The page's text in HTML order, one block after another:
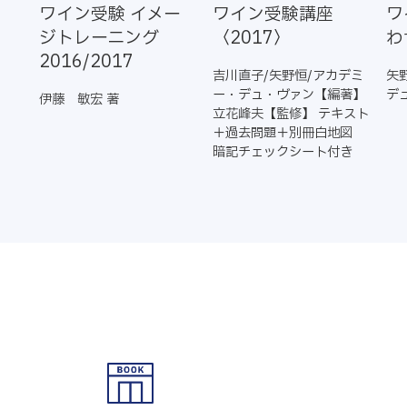
ワイン受験 イメー
ジトレーニング
2016/2017
伊藤 敏宏 著
ワイン受験講座
〈2017〉
吉川直子/矢野恒/アカデミ
ー・デュ・ヴァン【編著】
立花峰夫【監修】 テキスト
＋過去問題＋別冊白地図
暗記チェックシート付き
矢
デ